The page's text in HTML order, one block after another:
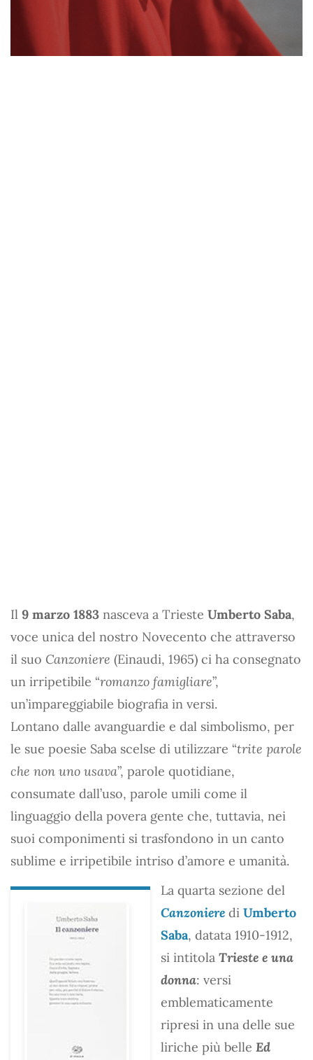
Il 9 marzo 1883 nasceva a Trieste Umberto Saba,
voce unica del nostro Novecento che attraverso
il suo Canzoniere (Einaudi, 1965) ci ha consegnato
un irripetibile “romanzo famigliare”,
un’impareggiabile biografia in versi.
Lontano dalle avanguardie e dal simbolismo, per
le sue poesie Saba scelse di utilizzare “trite parole
che non uno usava”, parole quotidiane,
consumate dall’uso, parole umili come il
linguaggio della povera gente che, tuttavia, nei
suoi componimenti si trasfondono in un canto
sublime e irripetibile intriso d’amore e umanità.
La quarta sezione del
Canzoniere di Umberto
Saba, datata 1910-1912,
si intitola Trieste e una
donna: versi
emblematicamente
ripresi in una delle sue
liriche più belle Ed